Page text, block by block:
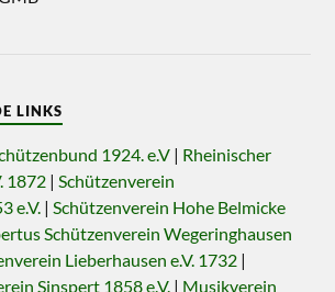
LINKS
1924. e.V | Rheinischer
1872 | Schützenverein
e.V. | Schützenverein Hohe Belmicke
Schützenverein Wegeringhausen
Lieberhausen e.V. 1732 |
Sinspert 1858 e.V. | Musikverein